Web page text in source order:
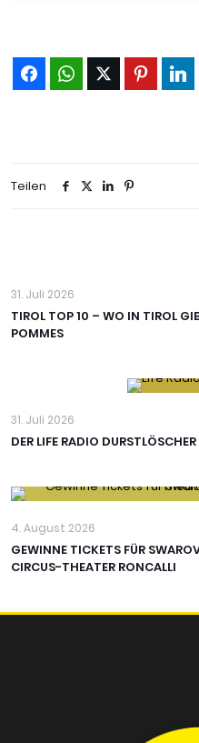
Teilen
31. Juli 2026
TIROL TOP 10 – WO IN TIROL
POMMES
31. Juli 2026
DER LIFE RADIO DURSTLÖSCHER
4. August 2026
GEWINNE TICKETS FÜR
CIRCUS-THEATER RONCALLI